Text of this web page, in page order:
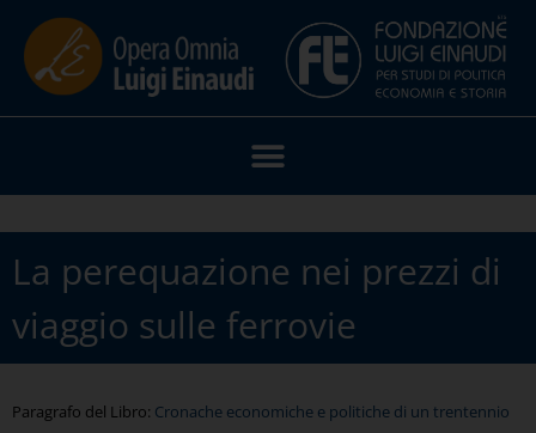
La perequazione nei prezzi di
viaggio sulle ferrovie
Paragrafo del Libro: Cronache economiche e politiche di un trentennio